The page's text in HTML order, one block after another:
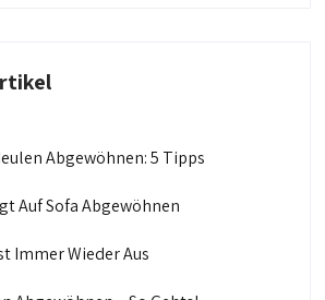
Abgewöhnen: 5 Tipps
Auf Sofa Abgewöhnen
Immer Wieder Aus